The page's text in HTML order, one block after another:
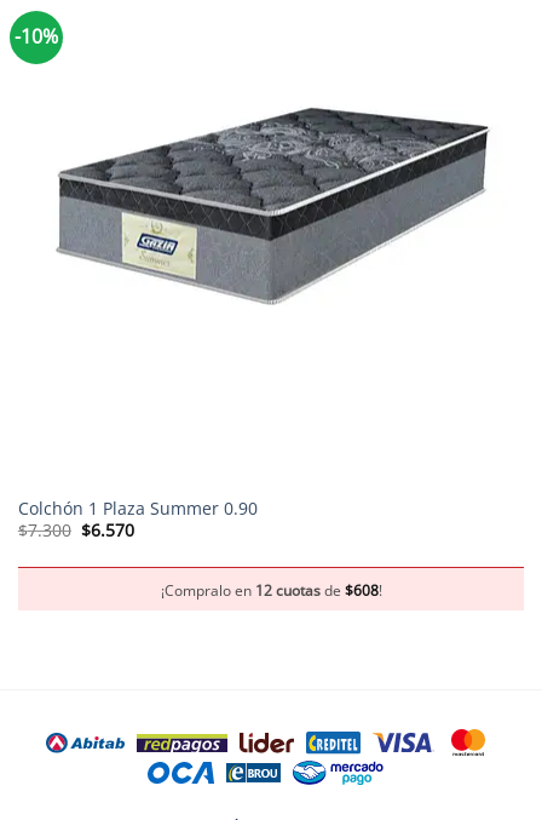
-10%
Colchón 1 Plaza Summer 0.90
$7.300 El
precio
era:
$6.570El
precio
es:
$6.570.
¡Compralo en 12 cuotasde $608!